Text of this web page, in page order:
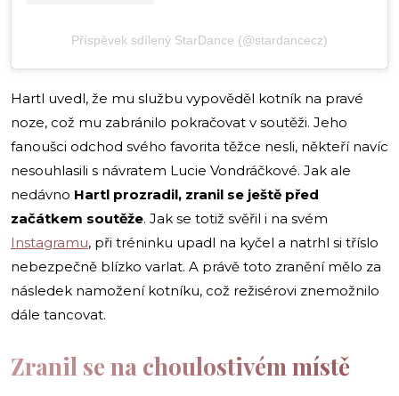
Příspěvek sdílený StarDance (@stardancecz)
Hartl uvedl, že mu službu vypověděl kotník na pravé
noze, což mu zabránilo pokračovat v soutěži. Jeho
fanoušci odchod svého favorita těžce nesli, někteří navíc
nesouhlasili s návratem Lucie Vondráčkové. Jak ale
nedávno Hartl prozradil, zranil se ještě před
začátkem soutěže. Jak se totiž svěřil i na svém
Instagramu, při tréninku upadl na kyčel a natrhl si tříslo
nebezpečně blízko varlat. A právě toto zranění mělo za
následek namožení kotníku, což režisérovi znemožnilo
dále tancovat.
Zranil se na choulostivém místě